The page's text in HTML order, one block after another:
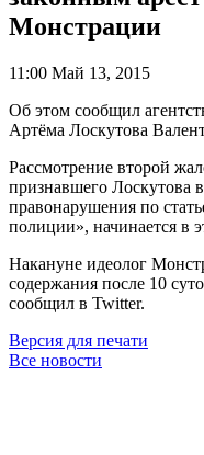
Монстрации
11:00 Май 13, 2015
Об этом сообщил
Артёма Лоскутова
Рассмотрение второй
признавшего Лоскутова
правонарушения по
полиции», начинается в
Накануне идеолог
содержания после 10
сообщил в Twitter.
Версия для печати
Все новости